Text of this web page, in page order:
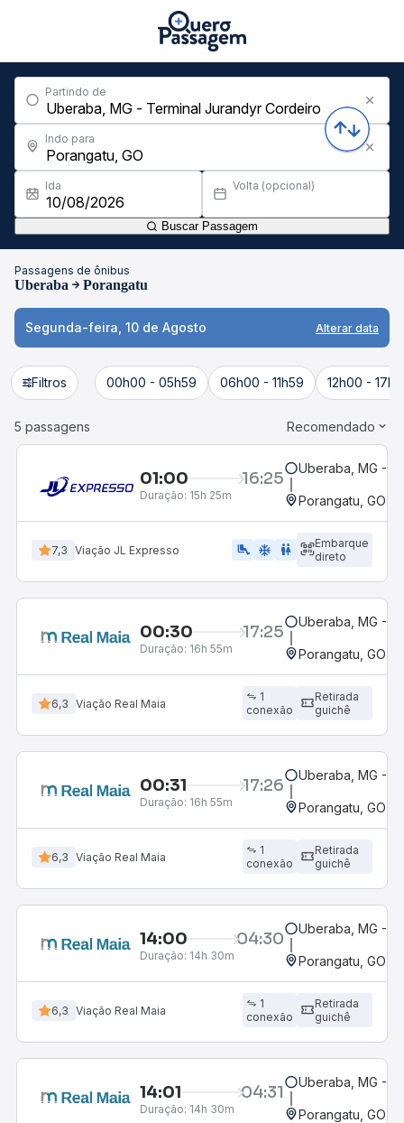
Partindo de
Indo para
Ida Volta (opcional)
Buscar Passagem
Passagens de ônibus
Uberaba Porangatu
Segunda-feira, 10 de Agosto Alterar data
Filtros 00h00 - 05h59 06h00 - 11h59 12h00 -
5 passagens Recomendado
01:00 16:25
Duração: 15h 25m
Uberaba, MG -
Porangatu, GO
7,3 Viação JL Expresso airline_seat_legroom_extra ac_unit WC
Embarque
direto
00:30 17:25
Duração: 16h 55m
Uberaba, MG -
Porangatu, GO
6,3 Viação Real Maia
1
conexão
Retirada
guichê
00:31 17:26
Duração: 16h 55m
Uberaba, MG -
Porangatu, GO
6,3 Viação Real Maia
1
conexão
Retirada
guichê
14:00 04:30
Duração: 14h 30m
Uberaba, MG -
Porangatu, GO
6,3 Viação Real Maia
1
conexão
Retirada
guichê
14:01 04:31
Duração: 14h 30m
Uberaba, MG -
Porangatu, GO